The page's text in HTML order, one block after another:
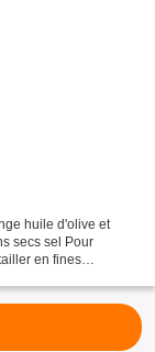
huile d'olive et
secs sel Pour
en fines